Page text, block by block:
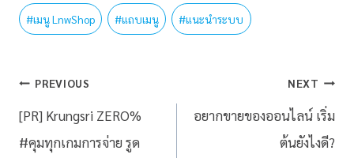
#เมนู LnwShop #แถบเมนู #แนะนำระบบ
PREVIOUS
[PR] Krungsri ZERO%
#คุมทุกเกมการจ่าย รูด
NEXT
อยากขายของออนไลน์ เริ่ม
ต้นยังไงดี?